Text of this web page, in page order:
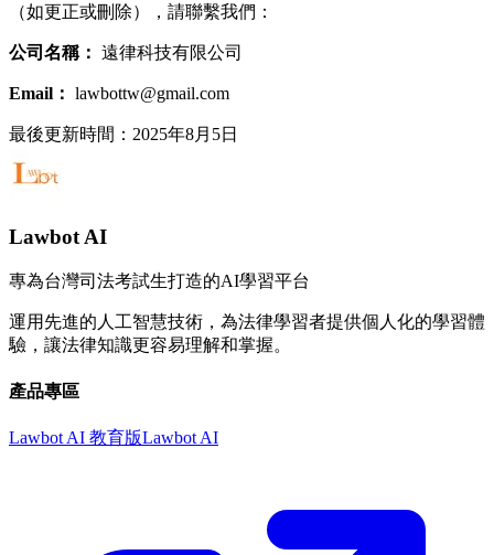
（如更正或刪除），請聯繫我們：
公司名稱： 遠律科技有限公司
Email： lawbottw@gmail.com
最後更新時間：2025年8月5日
Lawbot AI
專為台灣司法考試生打造的AI學習平台
運用先進的人工智慧技術，為法律學習者提供個人化的學習體
驗，讓法律知識更容易理解和掌握。
產品專區
Lawbot AI 教育版Lawbot AI